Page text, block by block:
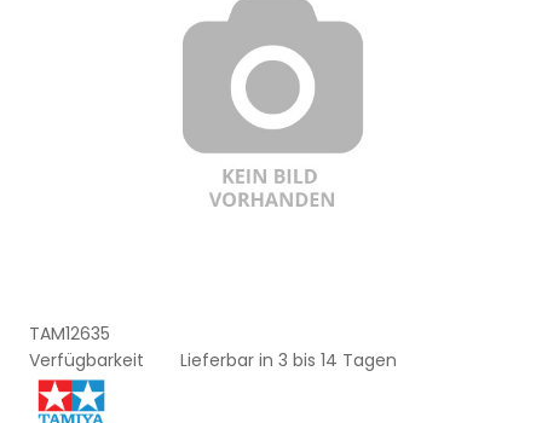
TAM12635
Verfügbarkeit
Lieferbar in 3 bis 14 Tagen